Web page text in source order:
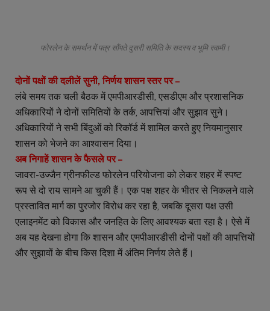
फोरलेन के समर्थन में पत्र सौंपते दुसरी समिति के सदस्य व भूमि स्वामी।
दोनों पक्षों की दलीलें सुनी, निर्णय शासन स्तर पर –
लंबे समय तक चली बैठक में एमपीआरडीसी, एसडीएम और प्रशासनिक
अधिकारियों ने दोनों समितियों के तर्क, आपत्तियां और सुझाव सुने।
अधिकारियों ने सभी बिंदुओं को रिकॉर्ड में शामिल करते हुए नियमानुसार
शासन को भेजने का आश्वासन दिया।
अब निगाहें शासन के फैसले पर –
जावरा-उज्जैन ग्रीनफील्ड फोरलेन परियोजना को लेकर शहर में स्पष्ट
रूप से दो राय सामने आ चुकी हैं। एक पक्ष शहर के भीतर से निकलने वाले
प्रस्तावित मार्ग का पुरजोर विरोध कर रहा है, जबकि दूसरा पक्ष उसी
एलाइनमेंट को विकास और जनहित के लिए आवश्यक बता रहा है। ऐसे में
अब यह देखना होगा कि शासन और एमपीआरडीसी दोनों पक्षों की आपत्तियों
और सुझावों के बीच किस दिशा में अंतिम निर्णय लेते हैं।